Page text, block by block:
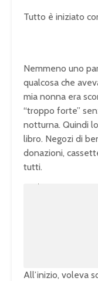
Tutto è iniziato
Nemmeno uno
qualcosa che
mia nonna era
“troppo forte”
notturna. Quindi
libro. Negozi di
donazioni,
tutti.
All’inizio, voleva